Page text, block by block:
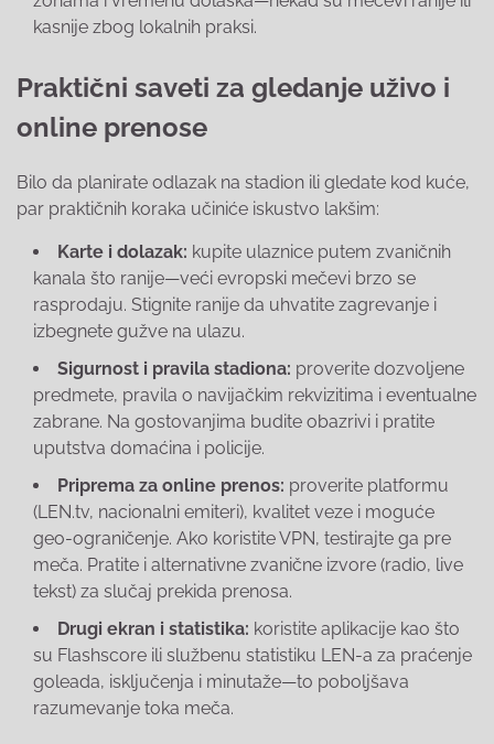
kasnije zbog lokalnih praksi.
Praktični saveti za gledanje uživo i
online prenose
Bilo da planirate odlazak na stadion ili gledate kod kuće,
par praktičnih koraka učiniće iskustvo lakšim:
Karte i dolazak: kupite ulaznice putem zvaničnih
kanala što ranije—veći evropski mečevi brzo se
rasprodaju. Stignite ranije da uhvatite zagrevanje i
izbegnete gužve na ulazu.
Sigurnost i pravila stadiona: proverite dozvoljene
predmete, pravila o navijačkim rekvizitima i eventualne
zabrane. Na gostovanjima budite obazrivi i pratite
uputstva domaćina i policije.
Priprema za online prenos: proverite platformu
(LEN.tv, nacionalni emiteri), kvalitet veze i moguće
geo-ograničenje. Ako koristite VPN, testirajte ga pre
meča. Pratite i alternativne zvanične izvore (radio, live
tekst) za slučaj prekida prenosa.
Drugi ekran i statistika: koristite aplikacije kao što
su Flashscore ili službenu statistiku LEN-a za praćenje
goleada, isključenja i minutaže—to poboljšava
razumevanje toka meča.